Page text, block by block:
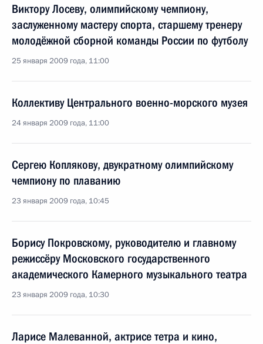
Виктору Лосеву, олимпийскому чемпиону,
заслуженному мастеру спорта, старшему тренеру
молодёжной сборной команды России по футболу
25 января 2009 года, 11:00
Коллективу Центрального военно-морского музея
24 января 2009 года, 11:00
Сергею Коплякову, двукратному олимпийскому
чемпиону по плаванию
23 января 2009 года, 10:45
Борису Покровскому, руководителю и главному
режиссёру Московского государственного
академического Камерного музыкального театра
23 января 2009 года, 10:30
Ларисе Малеванной, актрисе тетра и кино,